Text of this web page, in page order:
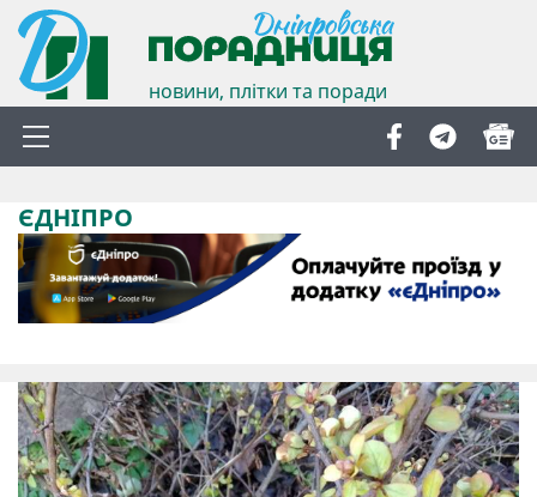
новини, плітки та поради
ЄДНІПРО